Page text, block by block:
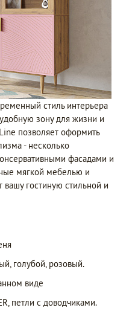
стиль интерьера
зону для жизни и
позволяет оформить
- несколько
фасадами и
мягкой мебелью и
гостиную стильной и
голубой, розовый.
виде
петли с доводчиками.